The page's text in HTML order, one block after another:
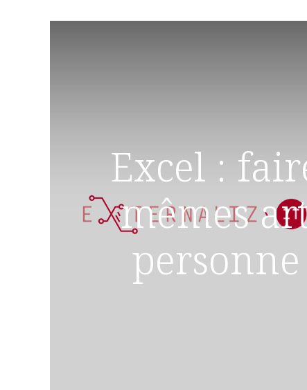
Excel :
mêmes